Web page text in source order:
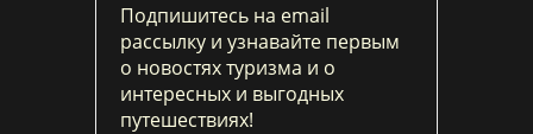
Подпишитесь на email
рассылку и узнавайте первым
о новостях туризма и о
интересных и выгодных
путешествиях!